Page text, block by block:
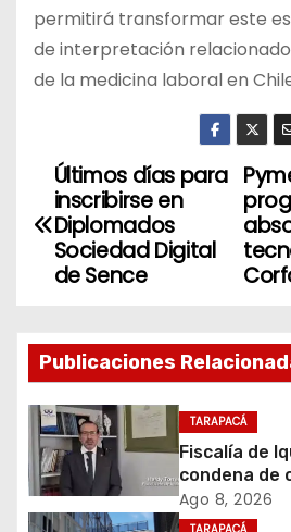
permitirá transformar este
de interpretación
de la medicina laboral en
N
a
g
a
c
i
Últimos días para
inscribirse en
Diplomados
Sociedad Digital
de Sence
Publicaciones
TARAPACÁ
Fiscalía de
condena de
en violento
comerciante
Ago 8, 2026